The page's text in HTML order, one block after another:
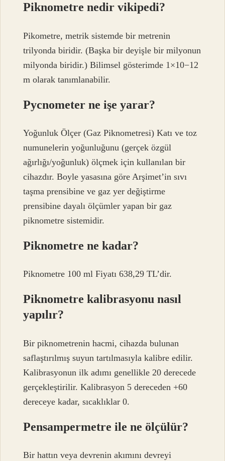
Piknometre nedir vikipedi?
Pikometre, metrik sistemde bir metrenin
trilyonda biridir. (Başka bir deyişle bir milyonun
milyonda biridir.) Bilimsel gösterimde 1×10−12
m olarak tanımlanabilir.
Pycnometer ne işe yarar?
Yoğunluk Ölçer (Gaz Piknometresi) Katı ve toz
numunelerin yoğunluğunu (gerçek özgül
ağırlığı/yoğunluk) ölçmek için kullanılan bir
cihazdır. Boyle yasasına göre Arşimet’in sıvı
taşma prensibine ve gaz yer değiştirme
prensibine dayalı ölçümler yapan bir gaz
piknometre sistemidir.
Piknometre ne kadar?
Piknometre 100 ml Fiyatı 638,29 TL’dir.
Piknometre kalibrasyonu nasıl
yapılır?
Bir piknometrenin hacmi, cihazda bulunan
saflaştırılmış suyun tartılmasıyla kalibre edilir.
Kalibrasyonun ilk adımı genellikle 20 derecede
gerçekleştirilir. Kalibrasyon 5 dereceden +60
dereceye kadar, sıcaklıklar 0.
Pensampermetre ile ne ölçülür?
Bir hattın veya devrenin akımını devreyi